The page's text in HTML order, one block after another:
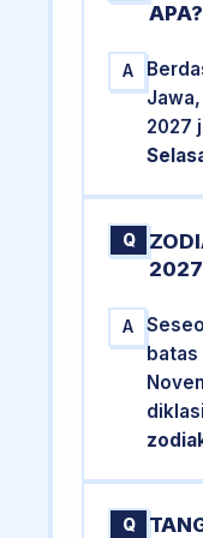
APA?
A
2027
Q
A
batas
Q